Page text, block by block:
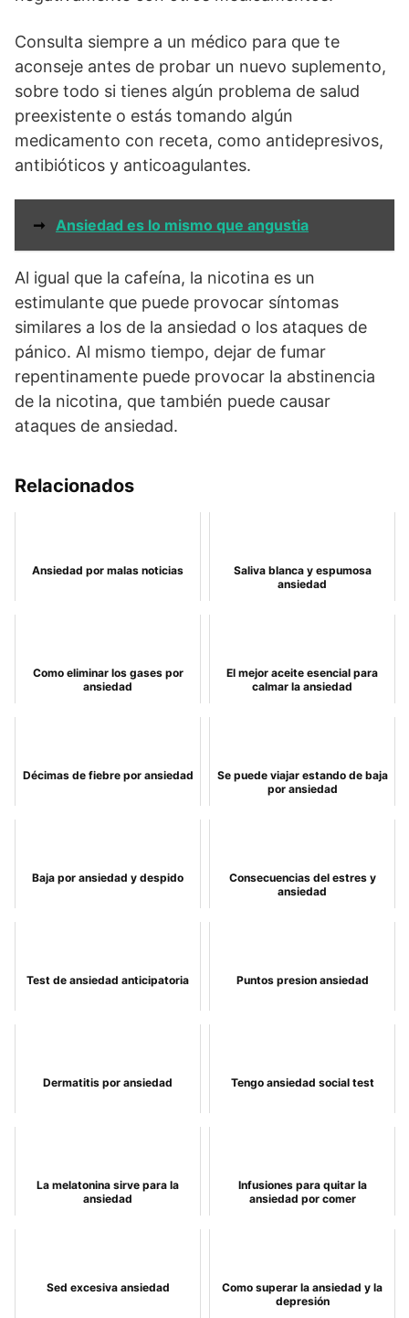
Consulta siempre a un médico para que te
aconseje antes de probar un nuevo suplemento,
sobre todo si tienes algún problema de salud
preexistente o estás tomando algún
medicamento con receta, como antidepresivos,
antibióticos y anticoagulantes.
➞ Ansiedad es lo mismo que angustia
Al igual que la cafeína, la nicotina es un
estimulante que puede provocar síntomas
similares a los de la ansiedad o los ataques de
pánico. Al mismo tiempo, dejar de fumar
repentinamente puede provocar la abstinencia
de la nicotina, que también puede causar
ataques de ansiedad.
Relacionados
Ansiedad por malas noticias
Saliva blanca y espumosa
ansiedad
Como eliminar los gases por
ansiedad
El mejor aceite esencial para
calmar la ansiedad
Décimas de fiebre por ansiedad
Se puede viajar estando de baja
por ansiedad
Baja por ansiedad y despido
Consecuencias del estres y
ansiedad
Test de ansiedad anticipatoria Puntos presion ansiedad
Dermatitis por ansiedad Tengo ansiedad social test
La melatonina sirve para la
ansiedad
Infusiones para quitar la
ansiedad por comer
Sed excesiva ansiedad
Como superar la ansiedad y la
depresión